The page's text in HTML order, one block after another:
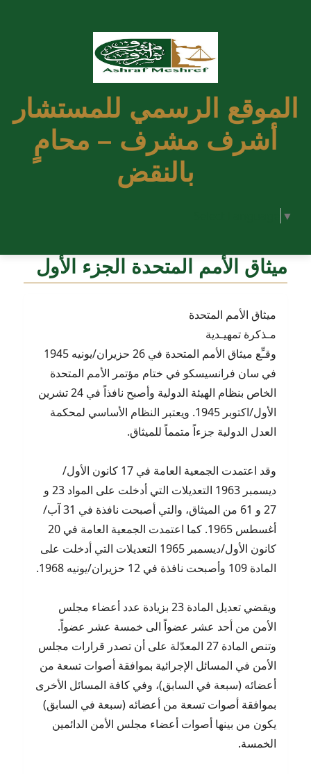
الموقع الرسمي للمستشار
أشرف مشرف – محامٍ
بالنقض
▼
ميثاق الأمم المتحدة الجزء الأول
ميثاق الأمم المتحدة
مـذكرة تمهيـدية
وقـِّع ميثاق الأمم المتحدة في 26 حزيران/يونيه 1945
في سان فرانسيسكو في ختام مؤتمر الأمم المتحدة
الخاص بنظام الهيئة الدولية وأصبح نافذاً في 24 تشرين
الأول/اكتوبر 1945. ويعتبر النظام الأساسي لمحكمة
العدل الدولية جزءاً متمماً للميثاق.
وقد اعتمدت الجمعية العامة في 17 كانون الأول/
ديسمبر 1963 التعديلات التي أدخلت على المواد 23 و
27 و 61 من الميثاق، والتي أصبحت نافذة في 31 آب/
أغسطس 1965. كما اعتمدت الجمعية العامة في 20
كانون الأول/ديسمبر 1965 التعديلات التي أدخلت على
المادة 109 وأصبحت نافذة في 12 حزيران/يونيه 1968.
ويقضي تعديل المادة 23 بزيادة عدد أعضاء مجلس
الأمن من أحد عشر عضواً الى خمسة عشر عضواً.
وتنص المادة 27 المعدّلة على أن تصدر قرارات مجلس
الأمن في المسائل الإجرائية بموافقة أصوات تسعة من
أعضائه (سبعة في السابق)، وفي كافة المسائل الأخرى
بموافقة أصوات تسعة من أعضائه (سبعة في السابق)
يكون من بينها أصوات أعضاء مجلس الأمن الدائمين
الخمسة.